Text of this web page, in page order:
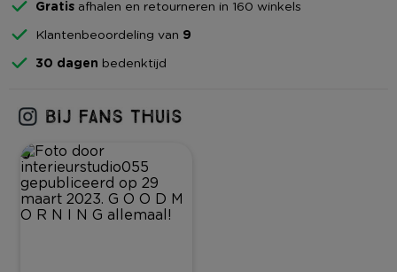
Gratis afhalen en retourneren in 160 winkels
Klantenbeoordeling van 9
30 dagen bedenktijd
9